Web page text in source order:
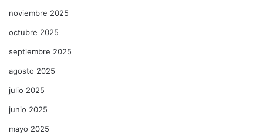
noviembre 2025
octubre 2025
septiembre 2025
agosto 2025
julio 2025
junio 2025
mayo 2025